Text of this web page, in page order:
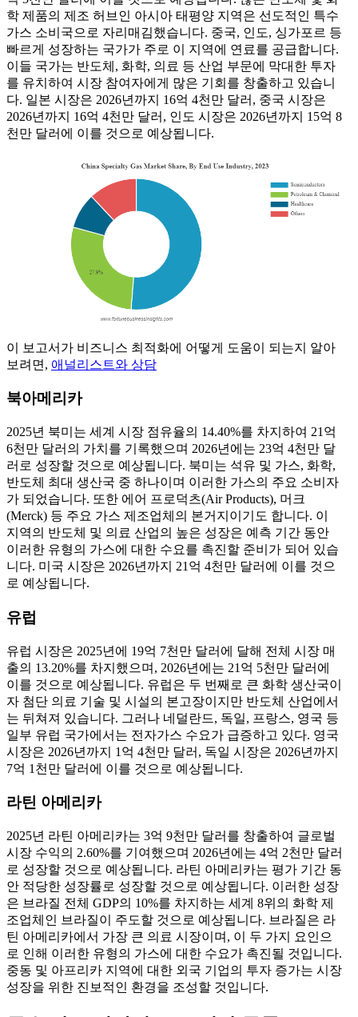
학 제품의 제조 허브인 아시아 태평양 지역은 선도적인 특수
가스 소비국으로 자리매김했습니다. 중국, 인도, 싱가포르 등
빠르게 성장하는 국가가 주로 이 지역에 연료를 공급합니다.
이들 국가는 반도체, 화학, 의료 등 산업 부문에 막대한 투자
를 유치하여 시장 참여자에게 많은 기회를 창출하고 있습니
다. 일본 시장은 2026년까지 16억 4천만 달러, 중국 시장은
2026년까지 16억 4천만 달러, 인도 시장은 2026년까지 15억 8
천만 달러에 이를 것으로 예상됩니다.
이 보고서가 비즈니스 최적화에 어떻게 도움이 되는지 알아
보려면, 애널리스트와 상담
북아메리카
2025년 북미는 세계 시장 점유율의 14.40%를 차지하여 21억
6천만 달러의 가치를 기록했으며 2026년에는 23억 4천만 달
러로 성장할 것으로 예상됩니다. 북미는 석유 및 가스, 화학,
반도체 최대 생산국 중 하나이며 이러한 가스의 주요 소비자
가 되었습니다. 또한 에어 프로덕츠(Air Products), 머크
(Merck) 등 주요 가스 제조업체의 본거지이기도 합니다. 이
지역의 반도체 및 의료 산업의 높은 성장은 예측 기간 동안
이러한 유형의 가스에 대한 수요를 촉진할 준비가 되어 있습
니다. 미국 시장은 2026년까지 21억 4천만 달러에 이를 것으
로 예상됩니다.
유럽
유럽 ​​시장은 2025년에 19억 7천만 달러에 달해 전체 시장 매
출의 13.20%를 차지했으며, 2026년에는 21억 5천만 달러에
이를 것으로 예상됩니다. 유럽은 두 번째로 큰 화학 생산국이
자 첨단 의료 기술 및 시설의 본고장이지만 반도체 산업에서
는 뒤쳐져 있습니다. 그러나 네덜란드, 독일, 프랑스, ​​영국 등
일부 유럽 국가에서는 전자가스 수요가 급증하고 있다. 영국
시장은 2026년까지 1억 4천만 달러, 독일 시장은 2026년까지
7억 1천만 달러에 이를 것으로 예상됩니다.
라틴 아메리카
2025년 라틴 아메리카는 3억 9천만 달러를 창출하여 글로벌
시장 수익의 2.60%를 기여했으며 2026년에는 4억 2천만 달러
로 성장할 것으로 예상됩니다. 라틴 아메리카는 평가 기간 동
안 적당한 성장률로 성장할 것으로 예상됩니다. 이러한 성장
은 브라질 전체 GDP의 10%를 차지하는 세계 8위의 화학 제
조업체인 브라질이 주도할 것으로 예상됩니다. 브라질은 라
틴 아메리카에서 가장 큰 의료 시장이며, 이 두 가지 요인으
로 인해 이러한 유형의 가스에 대한 수요가 촉진될 것입니다.
중동 및 아프리카 지역에 대한 외국 기업의 투자 증가는 시장
성장을 위한 진보적인 환경을 조성할 것입니다.